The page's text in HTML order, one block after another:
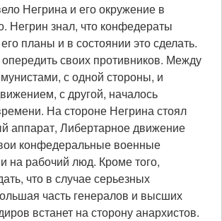
Негрина и его окружение в
Негрин знал, что конфедераты
планы и в состоянии это сделать.
своих противников. Между
с одной стороны, и
с другой, началось
На стороне Негрина стоял
аппарат, Либертарное движение
конфедеральные военные
на рабочий люд. Кроме того,
что в случае серьезных
часть генералов и высших
встанет на сторону анархистов.